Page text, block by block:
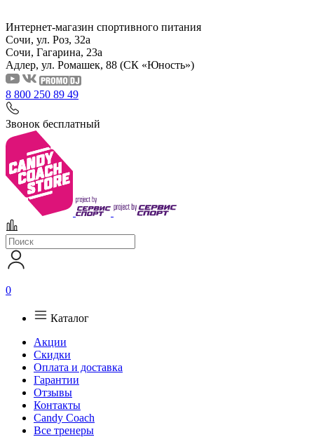
Интернет-магазин спортивного питания
Сочи, ул. Роз, 32а
Сочи, Гагарина, 23а
Адлер, ул. Ромашек, 88 (СК «Юность»)
8 800 250 89 49
Звонок бесплатный
0
Каталог
Акции
Скидки
Оплата и доставка
Гарантии
Отзывы
Контакты
Candy Coach
Все тренеры